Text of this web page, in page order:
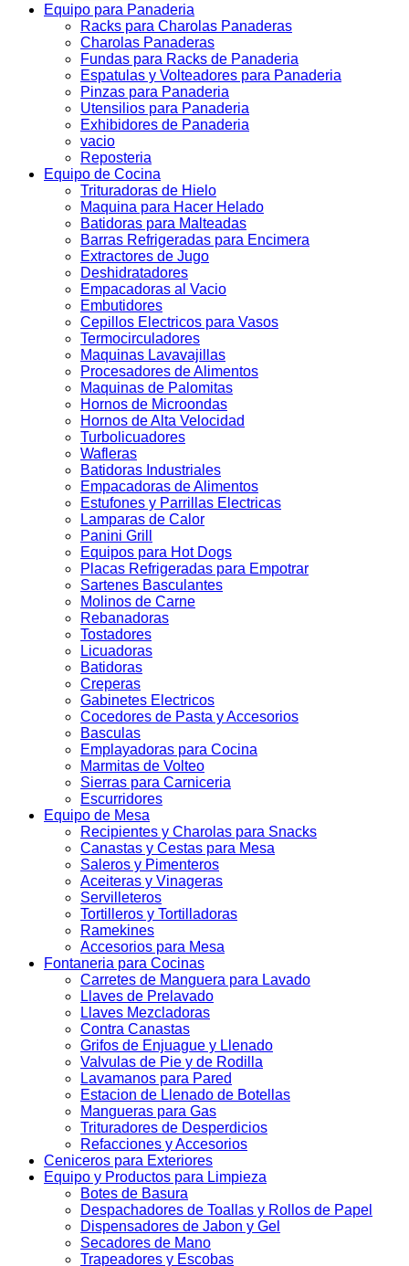
Equipo para Panaderia
Racks para Charolas Panaderas
Charolas Panaderas
Fundas para Racks de Panaderia
Espatulas y Volteadores para Panaderia
Pinzas para Panaderia
Utensilios para Panaderia
Exhibidores de Panaderia
vacio
Reposteria
Equipo de Cocina
Trituradoras de Hielo
Maquina para Hacer Helado
Batidoras para Malteadas
Barras Refrigeradas para Encimera
Extractores de Jugo
Deshidratadores
Empacadoras al Vacio
Embutidores
Cepillos Electricos para Vasos
Termocirculadores
Maquinas Lavavajillas
Procesadores de Alimentos
Maquinas de Palomitas
Hornos de Microondas
Hornos de Alta Velocidad
Turbolicuadores
Wafleras
Batidoras Industriales
Empacadoras de Alimentos
Estufones y Parrillas Electricas
Lamparas de Calor
Panini Grill
Equipos para Hot Dogs
Placas Refrigeradas para Empotrar
Sartenes Basculantes
Molinos de Carne
Rebanadoras
Tostadores
Licuadoras
Batidoras
Creperas
Gabinetes Electricos
Cocedores de Pasta y Accesorios
Basculas
Emplayadoras para Cocina
Marmitas de Volteo
Sierras para Carniceria
Escurridores
Equipo de Mesa
Recipientes y Charolas para Snacks
Canastas y Cestas para Mesa
Saleros y Pimenteros
Aceiteras y Vinageras
Servilleteros
Tortilleros y Tortilladoras
Ramekines
Accesorios para Mesa
Fontaneria para Cocinas
Carretes de Manguera para Lavado
Llaves de Prelavado
Llaves Mezcladoras
Contra Canastas
Grifos de Enjuague y Llenado
Valvulas de Pie y de Rodilla
Lavamanos para Pared
Estacion de Llenado de Botellas
Mangueras para Gas
Trituradores de Desperdicios
Refacciones y Accesorios
Ceniceros para Exteriores
Equipo y Productos para Limpieza
Botes de Basura
Despachadores de Toallas y Rollos de Papel
Dispensadores de Jabon y Gel
Secadores de Mano
Trapeadores y Escobas